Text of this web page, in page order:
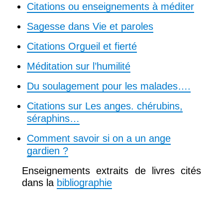
Citations ou enseignements à méditer
Sagesse dans Vie et paroles
Citations Orgueil et fierté
Méditation sur l’humilité
Du soulagement pour les malades….
Citations sur Les anges. chérubins,
séraphins…
Comment savoir si on a un ange
gardien ?
Enseignements extraits de livres cités
dans la bibliographie